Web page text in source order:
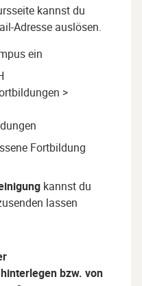
kannst du
Adresse auslösen.
ein
>
Fortbildung
kannst du
lassen
bzw. von